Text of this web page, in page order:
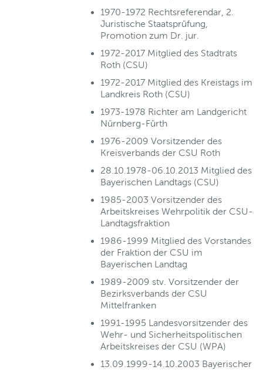
1970-1972 Rechtsreferendar, 2.
Juristische Staatsprüfung,
Promotion zum Dr. jur.
1972-2017 Mitglied des Stadtrats
Roth (CSU)
1972-2017 Mitglied des Kreistags im
Landkreis Roth (CSU)
1973-1978 Richter am Landgericht
Nürnberg-Fürth
1976-2009 Vorsitzender des
Kreisverbands der CSU Roth
28.10.1978-06.10.2013 Mitglied des
Bayerischen Landtags (CSU)
1985-2003 Vorsitzender des
Arbeitskreises Wehrpolitik der CSU-
Landtagsfraktion
1986-1999 Mitglied des Vorstandes
der Fraktion der CSU im
Bayerischen Landtag
1989-2009 stv. Vorsitzender der
Bezirksverbands der CSU
Mittelfranken
1991-1995 Landesvorsitzender des
Wehr- und Sicherheitspolitischen
Arbeitskreises der CSU (WPA)
13.09.1999-14.10.2003 Bayerischer